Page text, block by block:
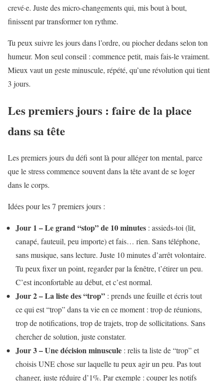
crevé·e. Juste des micro-changements qui, mis bout à bout,
finissent par transformer ton rythme.
Tu peux suivre les jours dans l’ordre, ou piocher dedans selon ton
humeur. Mon seul conseil : commence petit, mais fais-le vraiment.
Mieux vaut un geste minuscule, répété, qu’une révolution qui tient
3 jours.
Les premiers jours : faire de la place
dans sa tête
Les premiers jours du défi sont là pour alléger ton mental, parce
que le stress commence souvent dans la tête avant de se loger
dans le corps.
Idées pour les 7 premiers jours :
Jour 1 – Le grand “stop” de 10 minutes : assieds-toi (lit,
canapé, fauteuil, peu importe) et fais… rien. Sans téléphone,
sans musique, sans lecture. Juste 10 minutes d’arrêt volontaire.
Tu peux fixer un point, regarder par la fenêtre, t’étirer un peu.
C’est inconfortable au début, et c’est normal.
Jour 2 – La liste des “trop” : prends une feuille et écris tout
ce qui est “trop” dans ta vie en ce moment : trop de réunions,
trop de notifications, trop de trajets, trop de sollicitations. Sans
chercher de solution, juste constater.
Jour 3 – Une décision minuscule : relis ta liste de “trop” et
choisis UNE chose sur laquelle tu peux agir un peu. Pas tout
changer, juste réduire d’1%. Par exemple : couper les notifs